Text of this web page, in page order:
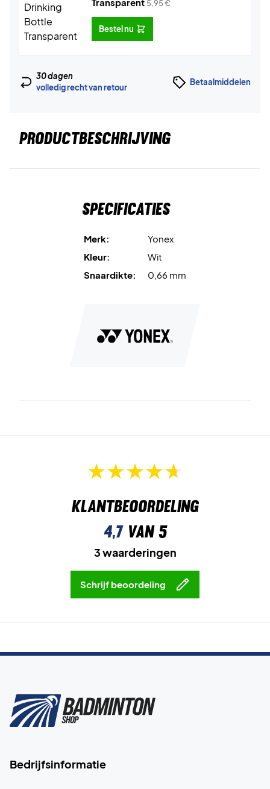
5,95€
Bestel nu
30 dagen
volledig recht van retour
Betaalmiddelen
PRODUCTBESCHRIJVING
Specificaties
Merk:
Yonex
Kleur:
Wit
Snaardikte:
0,66 mm
Klantbeoordeling
4,7van 5
3 waarderingen
Schrijf beoordeling
Bedrijfsinformatie